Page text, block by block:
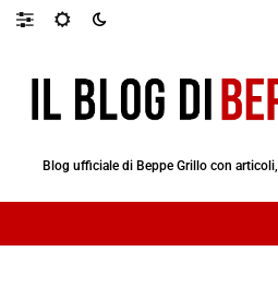
Blog ufficiale di Beppe Grillo con